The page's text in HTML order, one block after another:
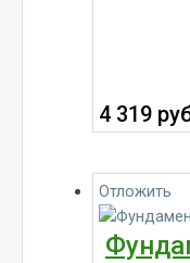
4 319
Отложить